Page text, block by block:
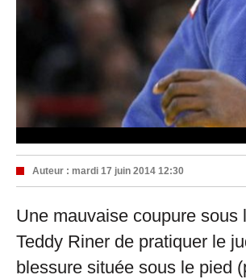
Auteur : mardi 17 juin 2014 12:30
Une mauvaise coupure
Teddy Riner de pratiquer le
blessure située sous le pied